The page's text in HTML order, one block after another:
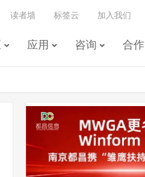
应用 咨询 合作
读者墙 标签云 加入我们